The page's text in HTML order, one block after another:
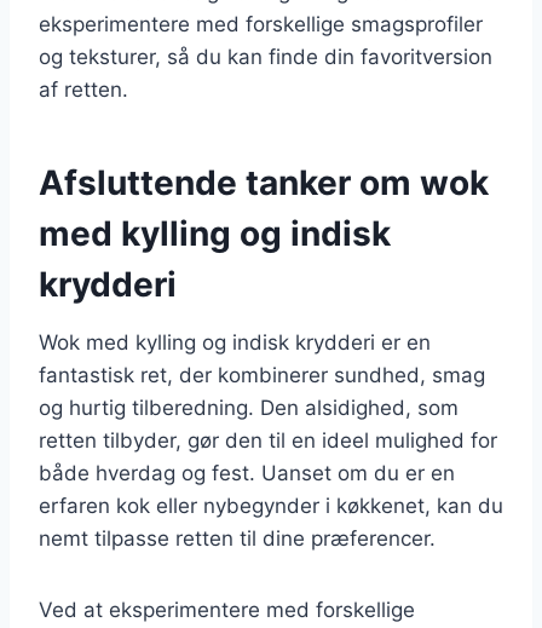
eksperimentere med forskellige smagsprofiler
og teksturer, så du kan finde din favoritversion
af retten.
Afsluttende tanker om wok
med kylling og indisk
krydderi
Wok med kylling og indisk krydderi er en
fantastisk ret, der kombinerer sundhed, smag
og hurtig tilberedning. Den alsidighed, som
retten tilbyder, gør den til en ideel mulighed for
både hverdag og fest. Uanset om du er en
erfaren kok eller nybegynder i køkkenet, kan du
nemt tilpasse retten til dine præferencer.
Ved at eksperimentere med forskellige